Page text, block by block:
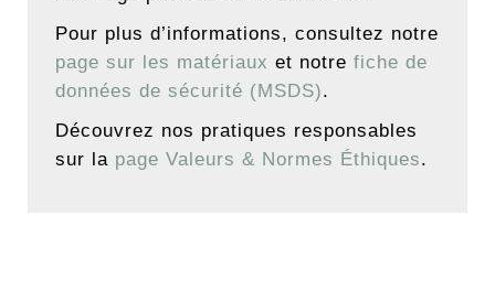
Pour plus d’informations, consultez notre
page sur les matériaux et notre fiche de
données de sécurité (MSDS).
Découvrez nos pratiques responsables
sur la page Valeurs & Normes Éthiques.